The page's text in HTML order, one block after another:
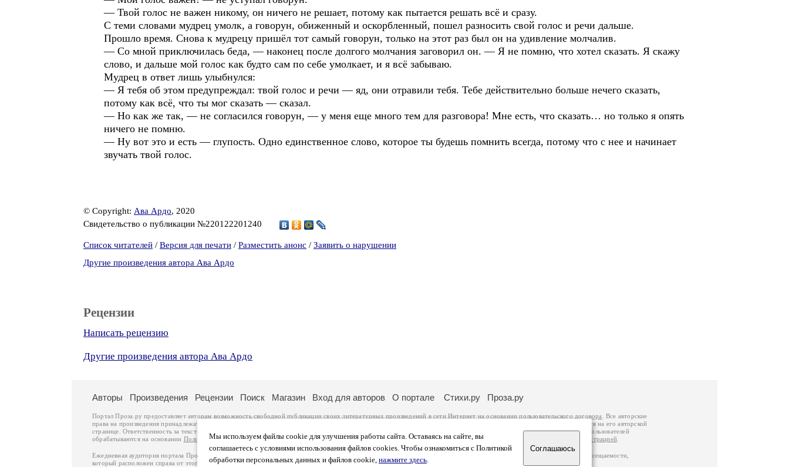
— Твой голос не важен никому, он ничего не решает, потому как пытается решать всё и сразу.
С теми словами мудрец умолк, а говорун, обиженный и оскорбленный, пошел разносить свой голос и речи дальше.
Прошло время. Снова к мудрецу пришёл тот самый говорун, только на этот раз был он на удивление молчалив.
— Со мной приключилась беда, — наконец после долгого молчания заговорил он. — Я не помню, что хотел сказать. Я скажу
слово, и дальше мой голос как будто сам по себе умолкает, и я всё забываю.
Мудрец в ответ лишь улыбнулся:
— Я тебя об этом предупреждал: твой голос и речи — яд, они отравили тебя. Тебе действительно больше нечего сказать,
потому как всё, что ты мог сказать — сказал.
— Но как же так, — не согласился говорун, — у меня еще много тем для разговора! Мне есть, что сказать… но только я опять
ничего не помню.
— Ну вот это и есть — глупость. Одно единственное слово, которое ты будешь помнить всегда, потому что с нее и начинает
звучать твой голос.
© Copyright: Ава Ардо, 2020
Свидетельство о публикации №220122201240
Список читателей / Версия для печати / Разместить анонс / Заявить о нарушении
Другие произведения автора Ава Ардо
Рецензии
Написать рецензию
Другие произведения автора Ава Ардо
Мы используем файлы cookie для улучшения работы сайта. Оставаясь на сайте, вы
соглашаетесь с условиями использования файлов cookies. Чтобы ознакомиться с Политикой
обработки персональных данных и файлов cookie, нажмите здесь.
Соглашаюсь
Авторы Произведения Рецензии Поиск Магазин Вход для авторов О портале Стихи.ру Проза.ру
Портал Проза.ру предоставляет авторам возможность свободной публикации своих литературных произведений в сети Интернет на основаниипользовательского договора
. Все авторские
права на произведения принадлежат авторам и охраняются
. Перепечатка произведений возможна только с согласия его автора, к которому вы можете обратиться на его авторской
странице. Ответственность за тексты произведений авторы несут самостоятельно на основании
законодательства Российской Федерации. Данные пользователей
обрабатываются на основании Политики обработки персональных данных. Вы также можете посмотреть более подробнуюинформацию о портале связаться с администрацией
Ежедневная аудитория портала Проза.ру – порядка 100 тысяч посетителей, которые в общей сумме просматривают более полумиллиона страниц по данным счетчика посещаемости,
который расположен справа от этого текста. В каждой графе указано по две цифры: количество просмотров и количество посетителей.